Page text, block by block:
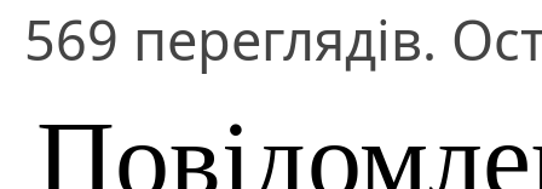
569 переглядів.